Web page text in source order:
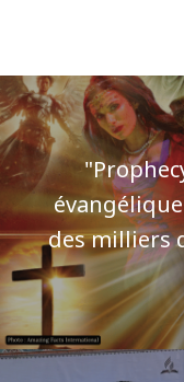
des milliers